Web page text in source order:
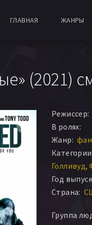
ГЛАВНАЯ ЖАНРЫ
(2021)
Режиссер:
В ролях:
Жанр:
Голливуд
Год
Страна:
Группа